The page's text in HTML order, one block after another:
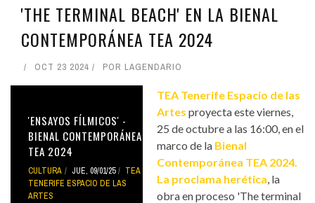
'THE TERMINAL BEACH' EN LA BIENAL
CONTEMPORÁNEA TEA 2024
OCT 23 2024 POR LAGENDARIO
'ENSAYOS FÍLMICOS' -
BIENAL CONTEMPORÁNEA
TEA 2024
CULTURA JUE, 09/01/25
TEA
TENERIFE ESPACIO DE LAS
ARTES
TEA Tenerife Espacio de las
Artes proyecta este viernes,
25 de octubre a las 16:00, en el
marco de la Bienal
Contemporánea TEA 2024.
La proclama herética, la
obra en proceso 'The terminal